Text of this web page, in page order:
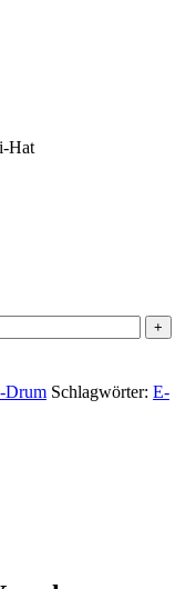
Hat
Drum Schlagwörter: E-